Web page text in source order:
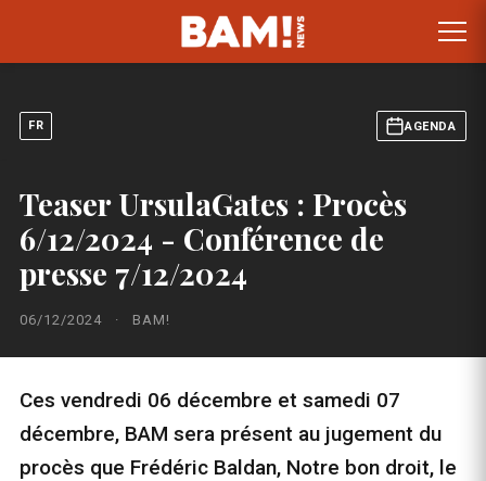
FR AGENDA
Teaser UrsulaGates : Procès
6/12/2024 - Conférence de
presse 7/12/2024
06/12/2024 · BAM!
Ces vendredi 06 décembre et samedi 07
décembre, BAM sera présent au jugement du
procès que Frédéric Baldan, Notre bon droit, le